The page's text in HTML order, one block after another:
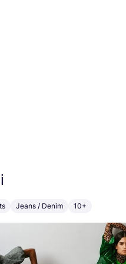
Jeans / Denim 10+